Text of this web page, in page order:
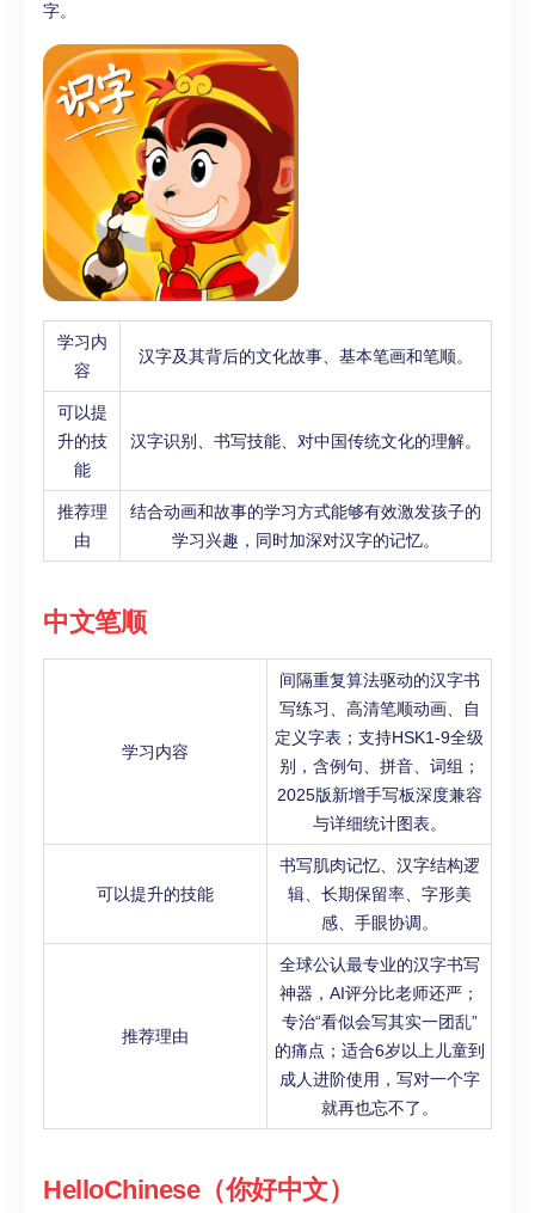
字。
学习内
容
汉字及其背后的文化故事、基本笔画和笔顺。
可以提
升的技
能
汉字识别、书写技能、对中国传统文化的理解。
推荐理
由
结合动画和故事的学习方式能够有效激发孩子的
学习兴趣，同时加深对汉字的记忆。
中文笔顺
学习内容
间隔重复算法驱动的汉字书
写练习、高清笔顺动画、自
定义字表；支持HSK1-9全级
别，含例句、拼音、词组；
2025版新增手写板深度兼容
与详细统计图表。
可以提升的技能
书写肌肉记忆、汉字结构逻
辑、长期保留率、字形美
感、手眼协调。
推荐理由
全球公认最专业的汉字书写
神器，AI评分比老师还严；
专治“看似会写其实一团乱”
的痛点；适合6岁以上儿童到
成人进阶使用，写对一个字
就再也忘不了。
HelloChinese（你好中文）